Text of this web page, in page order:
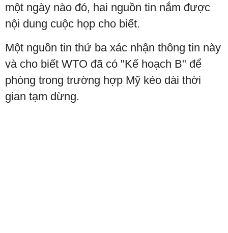
một ngày nào đó, hai nguồn tin nắm được
nội dung cuộc họp cho biết.
Một nguồn tin thứ ba xác nhận thông tin này
và cho biết WTO đã có "Kế hoạch B" để
phòng trong trường hợp Mỹ kéo dài thời
gian tạm dừng.